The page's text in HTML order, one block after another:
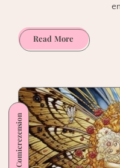
Read MoreComics
im
Vol.
1
Comicrezension